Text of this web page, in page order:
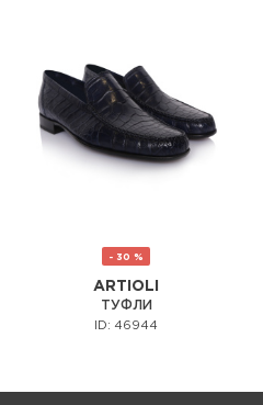
- 30 %
ARTIOLI
ТУФЛИ
ID: 46944